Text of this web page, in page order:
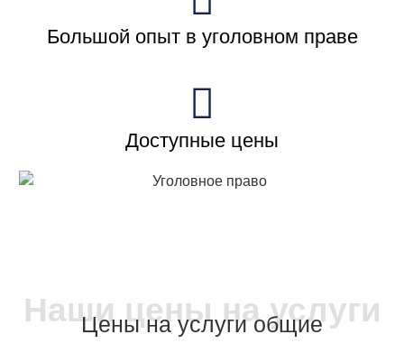
Большой опыт в уголовном праве
Доступные цены
Наши цены на услуги
Цены на услуги общие​​